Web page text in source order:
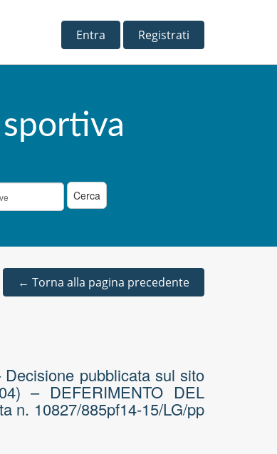
Entra Registrati
← Torna alla pagina precedente
pubblicata sul sito
– DEFERIMENTO DEL
n. 10827/885pf14-15/LG/pp